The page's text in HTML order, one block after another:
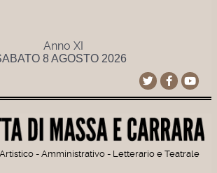
Anno XI
8 AGOSTO 2026
- Amministrativo - Letterario e Teatrale